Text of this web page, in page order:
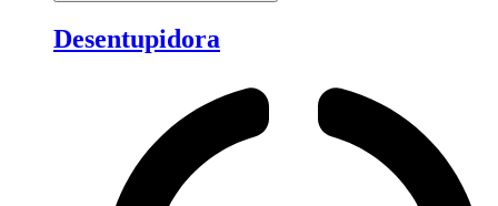
Desentupidora